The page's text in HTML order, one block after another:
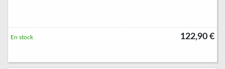
122,90 €
En stock